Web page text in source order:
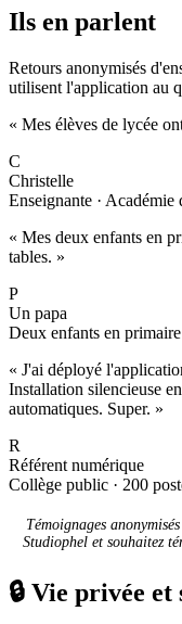
Ils en parlent
Retours anonymisés
utilisent l'application au
« Mes élèves de lycée
C
Christelle
Enseignante · Académie
« Mes deux enfants en
tables. »
P
Un papa
Deux enfants en primaire
« J'ai déployé
Installation silencieuse
automatiques. Super. »
R
Référent numérique
Collège public · 200
Témoignages
Studiophel et souhaitez
🔒 Vie privée et